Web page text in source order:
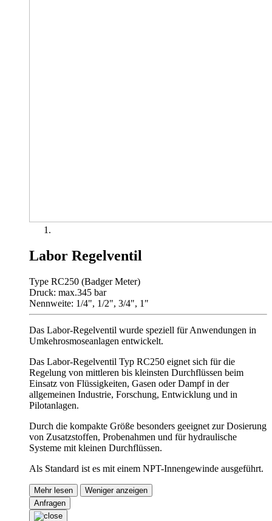
Labor Regelventil
Type RC250 (Badger Meter)
Druck: max.345 bar
Nennweite: 1/4", 1/2", 3/4", 1"
Das Labor-Regelventil wurde speziell für Anwendungen in
Umkehrosmoseanlagen entwickelt.
Das Labor-Regelventil Typ RC250 eignet sich für die
Regelung von mittleren bis kleinsten Durchflüssen beim
Einsatz von Flüssigkeiten, Gasen oder Dampf in der
allgemeinen Industrie, Forschung, Entwicklung und in
Pilotanlagen.
Durch die kompakte Größe besonders geeignet zur Dosierung
von Zusatzstoffen, Probenahmen und für hydraulische
Systeme mit kleinen Durchflüssen.
Als Standard ist es mit einem NPT-Innengewinde ausgeführt.
Mehr lesen
Weniger anzeigen
Anfragen